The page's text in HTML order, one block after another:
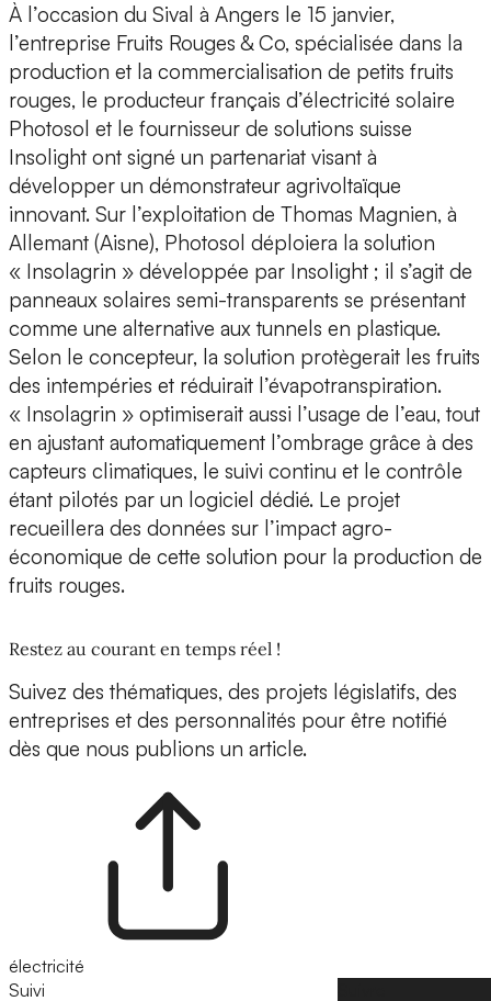
À l’occasion du Sival à Angers le 15 janvier,
l’entreprise Fruits Rouges & Co, spécialisée dans la
production et la commercialisation de petits fruits
rouges, le producteur français d’électricité solaire
Photosol et le fournisseur de solutions suisse
Insolight ont signé un partenariat visant à
développer un démonstrateur agrivoltaïque
innovant. Sur l’exploitation de Thomas Magnien, à
Allemant (Aisne), Photosol déploiera la solution
« Insolagrin » développée par Insolight ; il s’agit de
panneaux solaires semi-transparents se présentant
comme une alternative aux tunnels en plastique.
Selon le concepteur, la solution protègerait les fruits
des intempéries et réduirait l’évapotranspiration.
« Insolagrin » optimiserait aussi l’usage de l’eau, tout
en ajustant automatiquement l’ombrage grâce à des
capteurs climatiques, le suivi continu et le contrôle
étant pilotés par un logiciel dédié. Le projet
recueillera des données sur l’impact agro-
économique de cette solution pour la production de
fruits rouges.
Restez au courant en temps réel !
Suivez des thématiques, des projets législatifs, des
entreprises et des personnalités pour être notifié
dès que nous publions un article.
électricité
Suivi